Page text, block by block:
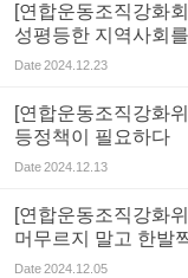
[연합운동조직강화
성평등한 지역사회
Date2024.12.23
[연합운동조직강화
등정책이 필요하다
Date2024.12.13
[연합운동조직강화
머무르지 말고 한발
Date2024.12.05